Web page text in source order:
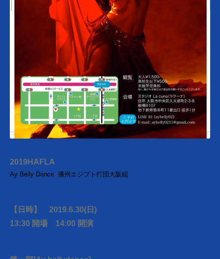
2019HAFLA
Ay Belly Dance 播州エジプト打団大阪組
【日時】 2019.6.30(日)
13:30 開場 14:00 開演